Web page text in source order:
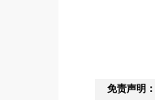
免责声明：